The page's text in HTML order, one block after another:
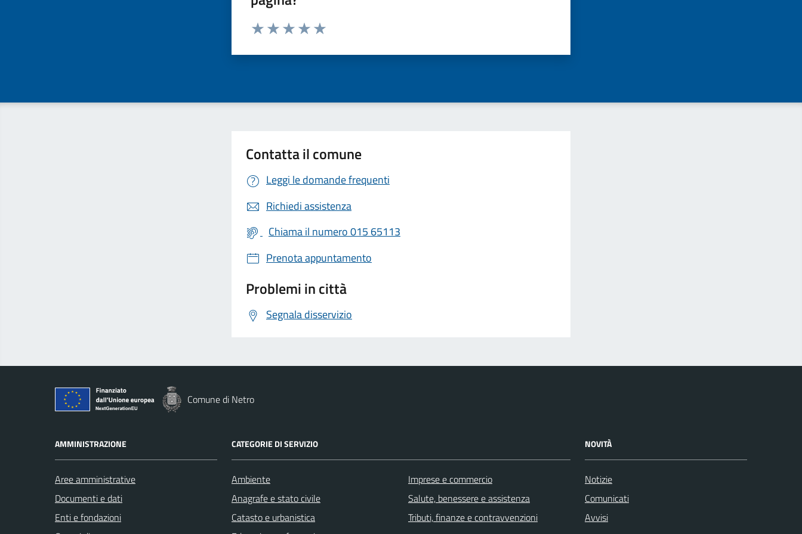
Valuta da 1 a 5 stelle la pagina
Contatta il comune
Leggi le domande frequenti
Richiedi assistenza
Chiama il numero 015 65113
Prenota appuntamento
Problemi in città
Segnala disservizio
Comune di Netro
AMMINISTRAZIONE
Aree amministrative
Documenti e dati
Enti e fondazioni
CATEGORIE DI SERVIZIO
Ambiente
Anagrafe e stato civile
Catasto e urbanistica
Imprese e commercio
Salute, benessere e assistenza
Tributi, finanze e contravvenzioni
NOVITÀ
Notizie
Comunicati
Avvisi